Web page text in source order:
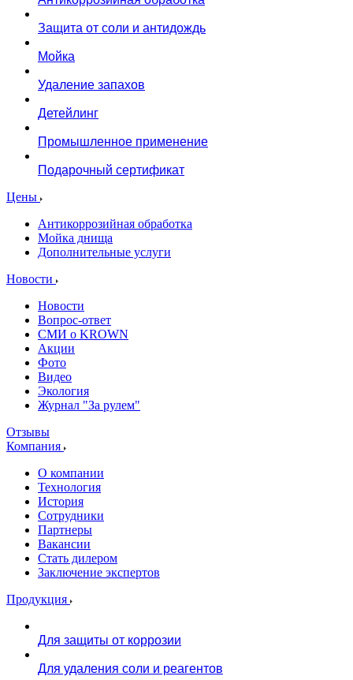
Защита от соли и антидождь
Мойка
Удаление запахов
Детейлинг
Промышленное применение
Подарочный сертификат
Цены
Антикоррозийная обработка
Мойка днища
Дополнительные услуги
Новости
Новости
Вопрос-ответ
СМИ о KROWN
Акции
Фото
Видео
Экология
Журнал "За рулем"
Отзывы
Компания
О компании
Технология
История
Сотрудники
Партнеры
Вакансии
Стать дилером
Заключение экспертов
Продукция
Для защиты от коррозии
Для удаления соли и реагентов